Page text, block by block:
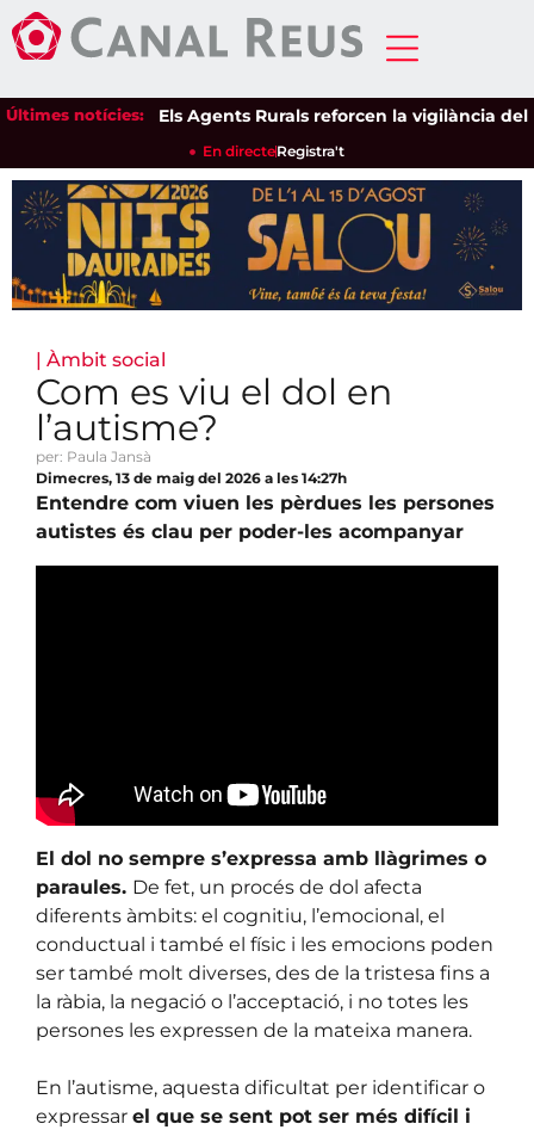
Últimes notícies:Els Agents Rurals reforcen la vigilància dels
En directeRegistra't
| Àmbit social
Com es viu el dol en
l’autisme?
per: Paula Jansà
Dimecres, 13 de maig del 2026 a les 14:27h
Entendre com viuen les pèrdues les persones
autistes és clau per poder-les acompanyar
El dol no sempre s’expressa amb llàgrimes o
paraules. De fet, un procés de dol afecta
diferents àmbits: el cognitiu, l’emocional, el
conductual i també el físic i les emocions poden
ser també molt diverses, des de la tristesa fins a
la ràbia, la negació o l’acceptació, i no totes les
persones les expressen de la mateixa manera.
En l’autisme, aquesta dificultat per identificar o
expressar el que se sent pot ser més difícil i